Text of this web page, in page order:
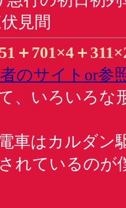
見間
＋701×4＋
のサイトor参
、いろいろな
車はカルダン
れているのが